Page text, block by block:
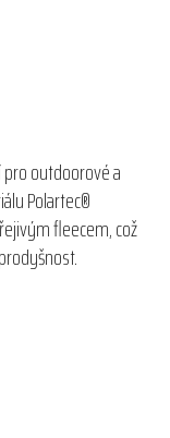
pro outdoorové a
Polartec®
fleecem, což